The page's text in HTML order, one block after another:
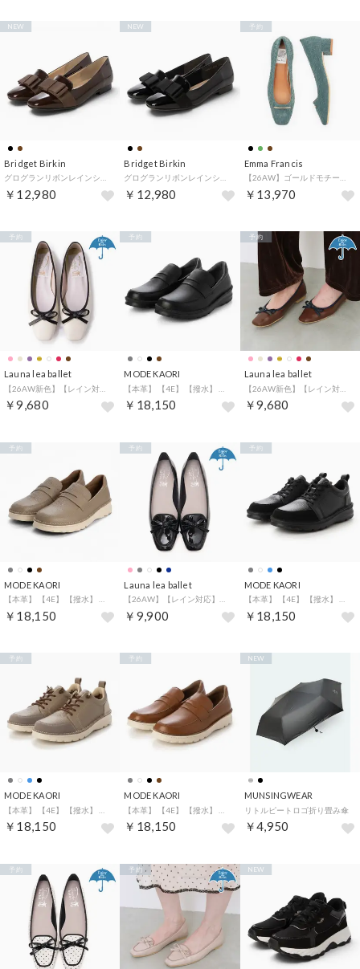
Bridget Birkin
￥12,980
NEW
Bridget Birkin
￥12,980
NEW
Emma Francis
￥13,970
予約
Launa lea ballet
￥9,680
予約
MODE KAORI
￥18,150
予約
Launa lea ballet
【26AW新色】【レイン対応】スクエアトゥバレエシューズ(RB7003A) （Dブラウン/C）
￥9,680
予約
MODE KAORI
￥18,150
予約
Launa lea ballet
￥9,900
予約
MODE KAORI
￥18,150
予約
MODE KAORI
￥18,150
予約
MODE KAORI
￥18,150
予約
MUNSINGWEAR
リトルピートロゴ折り畳み傘
￥4,950
NEW
予約 予約 NEW